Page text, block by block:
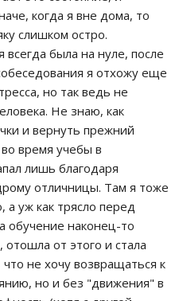
когда я вне дома, то
слишком остро.
всегда была на нуле, после
я отхожу еще
но так ведь не
Не знаю, как
и вернуть прежний
время учебы в
лишь благодаря
отличницы. Там я тоже
уж как трясло перед
обучение наконец-то
от этого и стала
не хочу возвращаться к
но и без "движения" в